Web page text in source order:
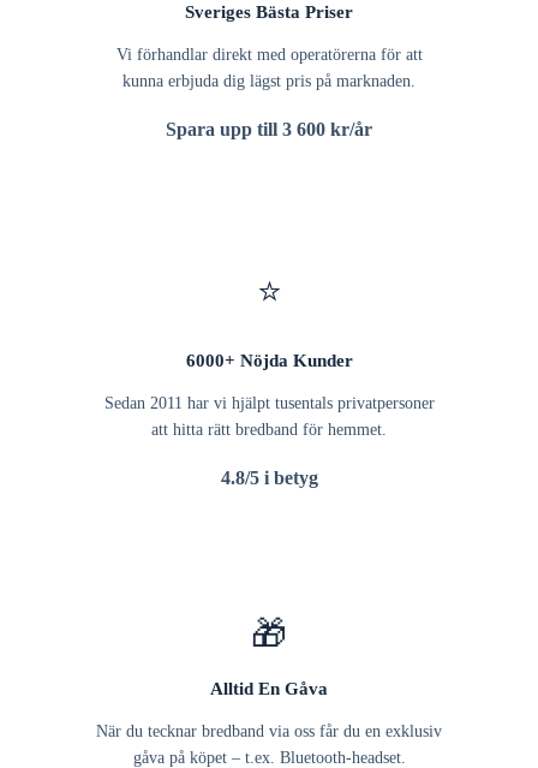
Sveriges Bästa Priser
Vi förhandlar direkt med operatörerna för att
kunna erbjuda dig lägst pris på marknaden.
Spara upp till 3 600 kr/år
⭐
6000+ Nöjda Kunder
Sedan 2011 har vi hjälpt tusentals privatpersoner
att hitta rätt bredband för hemmet.
4.8/5 i betyg
🎁
Alltid En Gåva
När du tecknar bredband via oss får du en exklusiv
gåva på köpet – t.ex. Bluetooth-headset.